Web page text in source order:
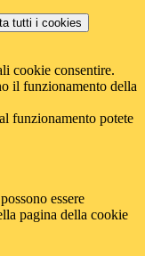
tutti i cookies
cookie consentire.
il funzionamento della
funzionamento potete
essere
pagina della cookie